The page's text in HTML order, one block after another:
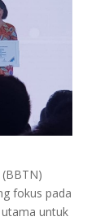
fokus pada
untuk